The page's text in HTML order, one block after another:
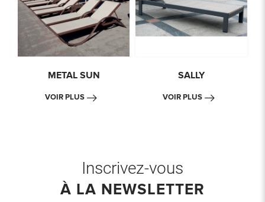
METAL SUN
VOIR PLUS
SALLY
VOIR PLUS
Inscrivez-vous
À LA NEWSLETTER